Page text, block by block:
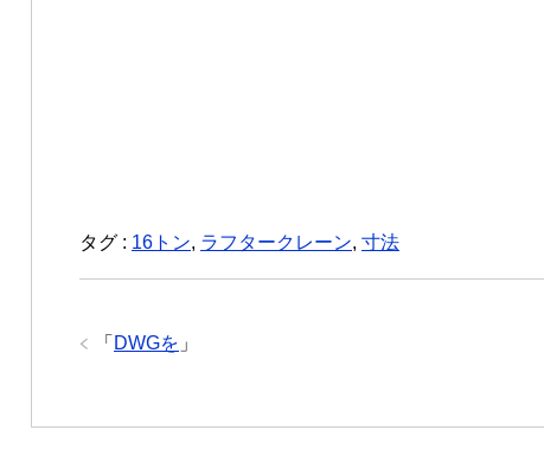
タグ : 16トン, ラフタークレーン, 寸法
「 DWGを 」